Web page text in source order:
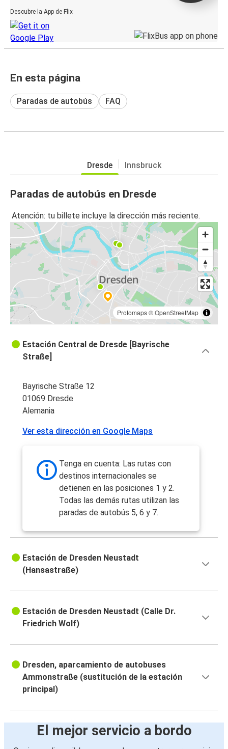
Descubre la App de Flix
En esta página
Paradas de autobús FAQ
Dresde Innsbruck
Paradas de autobús en Dresde
Atención: tu billete incluye la dirección más reciente.
Protomaps©OpenStreetMap
Estación Central de Dresde [Bayrische
Straße]
Bayrische Straße 12
01069 Dresde
Alemania
Ver esta dirección en Google Maps
Tenga en cuenta: Las rutas con
destinos internacionales se
detienen en las posiciones 1 y 2.
Todas las demás rutas utilizan las
paradas de autobús 5, 6 y 7.
Estación de Dresden Neustadt
(Hansastraße)
Estación de Dresden Neustadt (Calle Dr.
Friedrich Wolf)
Dresden, aparcamiento de autobuses
Ammonstraße (sustitución de la estación
principal)
El mejor servicio a bordo